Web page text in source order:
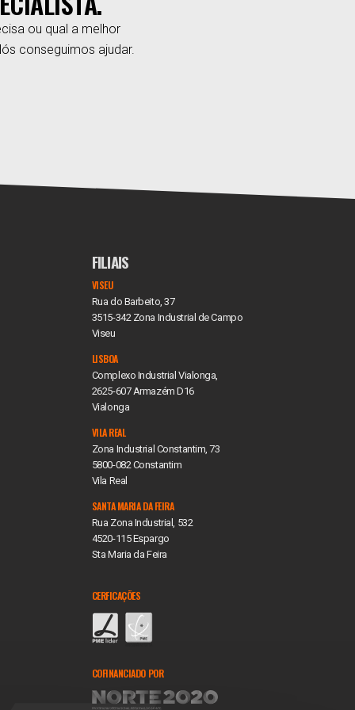
ou qual a melhor
conseguimos ajudar.
FILIAIS
VISEU
Rua do Barbeito, 37
3515-342 Zona Industrial de Campo
Viseu
LISBOA
Complexo Industrial Vialonga,
2625-607 Armazém D16
Vialonga
VILA REAL
Zona Industrial Constantim, 73
5800-082 Constantim
Vila Real
SANTA MARIA DA FEIRA
Rua Zona Industrial, 532
4520-115 Espargo
Sta Maria da Feira
CERFICAÇÕES
COFINANCIADO POR